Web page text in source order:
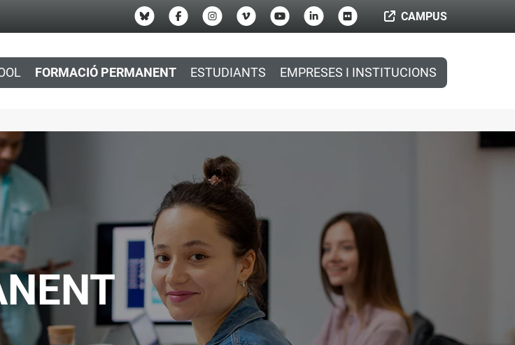
CAMPUS
FORMACIÓ PERMANENT ESTUDIANTS EMPRESES I INSTITUCIONS